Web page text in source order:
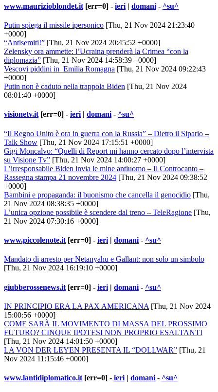
www.maurizioblondet.it [err=0] - ieri | domani - ^su^
Putin spiega il missile ipersonico [Thu, 21 Nov 2024 21:23:40
+0000]
“Antisemiti!” [Thu, 21 Nov 2024 20:45:52 +0000]
Zelensky ora ammette: l’Ucraina prenderà la Crimea “con la
diplomazia” [Thu, 21 Nov 2024 14:58:39 +0000]
Vescovi piddini in Emilia Romagna [Thu, 21 Nov 2024 09:22:43
+0000]
Putin non è caduto nella trappola Biden [Thu, 21 Nov 2024
08:01:40 +0000]
visionetv.it[err=0] - ieri| domani- ^su^
“Il Regno Unito è ora in guerra con la Russia” – Dietro il Sipario –
Talk Show [Thu, 21 Nov 2024 17:15:51 +0000]
Gigi Moncalvo: “Quelli di Report mi hanno cercato dopo l’intervista
su Visione Tv” [Thu, 21 Nov 2024 14:00:27 +0000]
L’irresponsabile Biden invia le mine antiuomo – Il Controcanto –
Rassegna stampa 21 novembre 2024 [Thu, 21 Nov 2024 09:38:52
+0000]
Bambini e propaganda: il buonismo che cancella il genocidio [Thu,
21 Nov 2024 08:38:35 +0000]
L’unica opzione possibile è scendere dal treno – TeleRagione [Thu,
21 Nov 2024 07:30:16 +0000]
www.piccolenote.it [err=0] - ieri | domani - ^su^
Mandato di arresto per Netanyahu e Gallant: non solo un simbolo
[Thu, 21 Nov 2024 16:19:10 +0000]
giubberossenews.it [err=0] - ieri | domani - ^su^
IN PRINCIPIO ERA LA PAX AMERICANA [Thu, 21 Nov 2024
15:00:56 +0000]
COME SARÀ IL MOVIMENTO DI MASSA DEL PROSSIMO
FUTURO? CINQUE IPOTESI NON PROPRIO ESALTANTI
[Thu, 21 Nov 2024 14:01:50 +0000]
LA VON DER LEYEN PRESENTA IL “DOLLWAR” [Thu, 21
Nov 2024 11:15:46 +0000]
www.lantidiplomatico.it [err=0] - ieri | domani - ^su^